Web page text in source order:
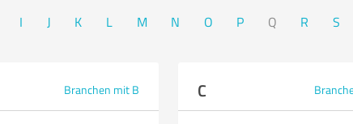
I J K L M N O P Q R S
Branchen mit B C